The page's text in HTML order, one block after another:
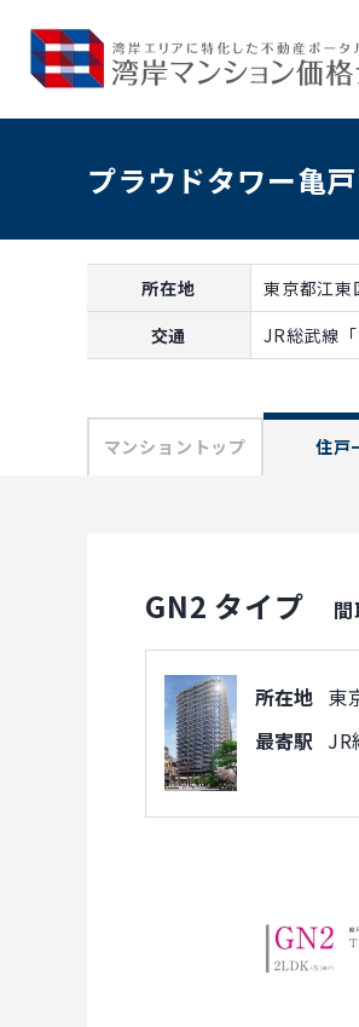
プラウドタワー亀
所在地 東京都江東
交通
JR総武線
マンショントップ 住戸
GN2 タイプ 間
所在地 東
最寄駅 JR